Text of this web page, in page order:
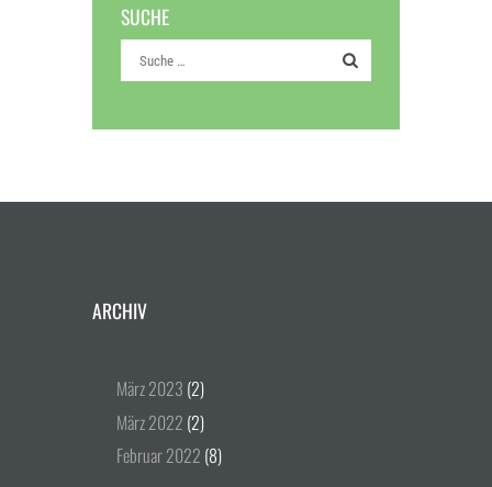
SUCHE
ARCHIV
März2023 (2)
März2022 (2)
Februar2022 (8)